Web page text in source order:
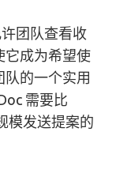
团队查看收
它成为希望使
的一个实用
需要比
模发送提案的